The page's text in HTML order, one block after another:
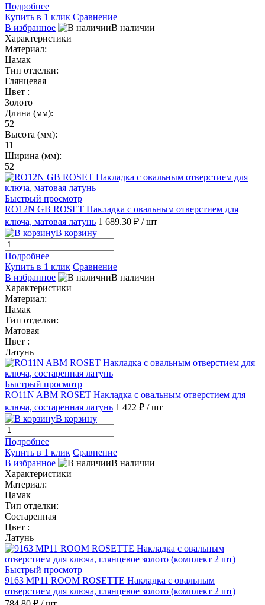
Подробнее
Купить в 1 клик Сравнение
В избранное
В наличии
Характеристики
Материал:
Цамак
Тип отделки:
Глянцевая
Цвет :
Золото
Длина (мм):
52
Высота (мм):
11
Ширина (мм):
52
Быстрый просмотр
RO12N GB ROSET Накладка с овальным отверстием для
ключа, матовая латунь 1 689.30 ₽ / шт
В корзину
Подробнее
Купить в 1 клик Сравнение
В избранное
В наличии
Характеристики
Материал:
Цамак
Тип отделки:
Матовая
Цвет :
Латунь
Быстрый просмотр
RO11N ABM ROSET Накладка с овальным отверстием для
ключа, состаренная латунь 1 422 ₽ / шт
В корзину
Подробнее
Купить в 1 клик Сравнение
В избранное
В наличии
Характеристики
Материал:
Цамак
Тип отделки:
Состаренная
Цвет :
Латунь
Быстрый просмотр
9163 MP11 ROOM ROSETTE Накладка с овальным
отверстием для ключа, глянцевое золото (комплект 2 шт)